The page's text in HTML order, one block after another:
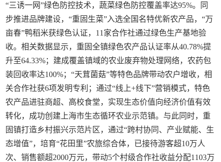
“三诱一网”绿色防控技术，蔬菜绿色防控覆盖率达95%。同
步推进品牌建设，“重固生菜”入选全国名特优新农产品，“万
亩春”鸭稻米获绿色认证，11家合作社通过绿色生产基地验
收。相关数据显示，重固全镇绿色农产品认证率从40.78%提
升至64.33%；建成覆盖镇域的农业废弃物处理网络，农药包
装回收率达100%；“天茸菌菇”等特色品牌带动农户增收，相
关合作社获6项发明专利；通过“线上+线下”营销模式，特色
农产品进驻商超、高校食堂，实现生态价值向经济价值有效
转化，成功创建上海市生态循环农业示范镇。与此同时，重
固镇打造乡村振兴示范片区，通过“跨村协同、产业赋能、生
态增值”，培育“花田里”农旅综合体，已接待游客超10万人
次、销售额超2000万元，带动5个村级合作社收益分配1103万